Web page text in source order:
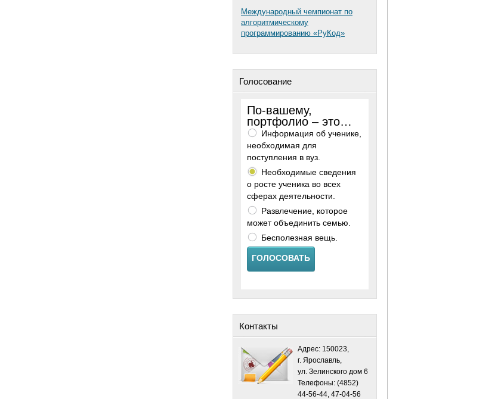
Международный чемпионат по
алгоритмическому
программированию «РуКод»
Голосование
По-вашему,
портфолио – это…
Информация об ученике,
необходимая для
поступления в вуз.
Необходимые сведения
о росте ученика во всех
сферах деятельности.
Развлечение, которое
может объединить семью.
Бесполезная вещь.
ГОЛОСОВАТЬ
Контакты
Адрес: 150023,
г. Ярославль,
ул. Зелинского дом 6
Телефоны: (4852)
44-56-44, 47-04-56